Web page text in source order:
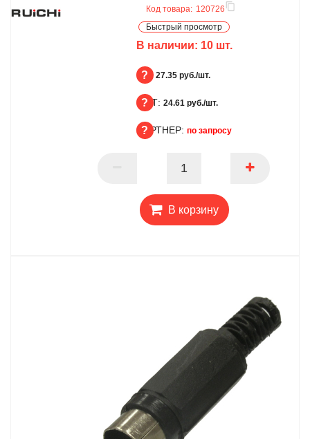
Код товара: 120726
Быстрый просмотр
В наличии: 10шт.
БЦ: 27.35 руб./шт.
ОПТ: 24.61 руб./шт.
ПАРТНЕР: по запросу
В корзину